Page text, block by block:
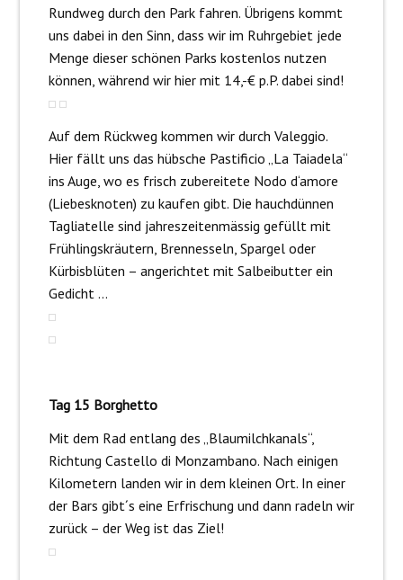
Rundweg durch den Park fahren. Übrigens kommt
uns dabei in den Sinn, dass wir im Ruhrgebiet jede
Menge dieser schönen Parks kostenlos nutzen
können, während wir hier mit 14,-€ p.P. dabei sind!
Auf dem Rückweg kommen wir durch Valeggio.
Hier fällt uns das hübsche Pastificio „La Taiadela“
ins Auge, wo es frisch zubereitete Nodo d‘amore
(Liebesknoten) zu kaufen gibt. Die hauchdünnen
Tagliatelle sind jahreszeitenmässig gefüllt mit
Frühlingskräutern, Brennesseln, Spargel oder
Kürbisblüten – angerichtet mit Salbeibutter ein
Gedicht …
Tag 15 Borghetto
Mit dem Rad entlang des „Blaumilchkanals“,
Richtung Castello di Monzambano. Nach einigen
Kilometern landen wir in dem kleinen Ort. In einer
der Bars gibt´s eine Erfrischung und dann radeln wir
zurück – der Weg ist das Ziel!